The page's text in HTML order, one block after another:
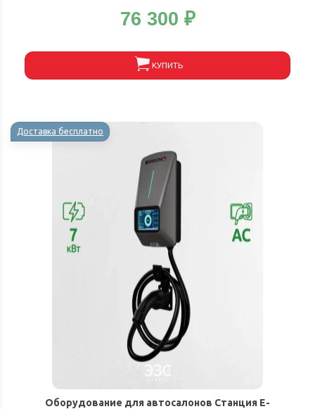
76 300 ₽
КУПИТЬ
Доставка бесплатно
Оборудование для автосалонов Станция E-